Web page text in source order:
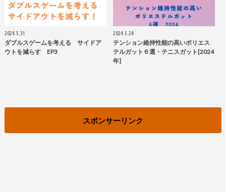
2024.5.31
ダブルスゲームを考える サイドア
ウトを減らす EP3
2024.5.24
テンション維持性能の高いポリエス
テルガット６選・テニスガット[2024
年]
スポンサーリンク